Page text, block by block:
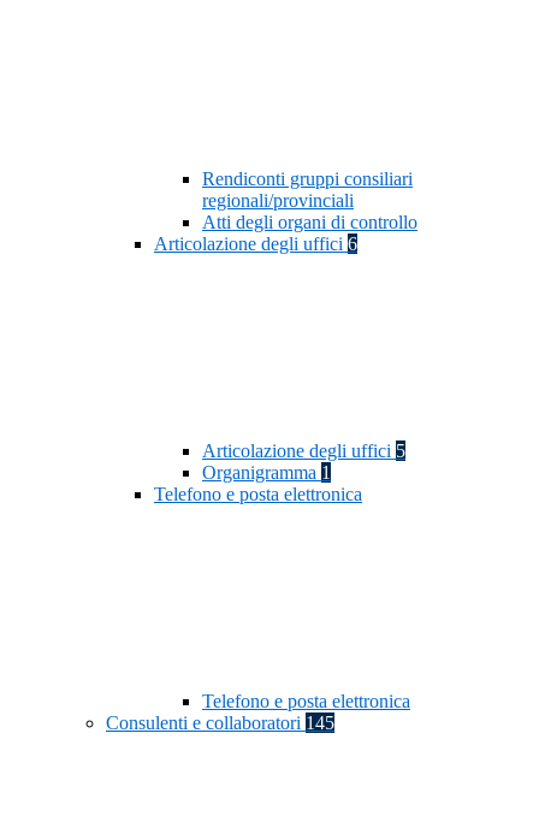
Rendiconti gruppi consiliari
regionali/provinciali
Atti degli organi di controllo
Articolazione degli uffici 6
Articolazione degli uffici 5
Organigramma 1
Telefono e posta elettronica
Telefono e posta elettronica
Consulenti e collaboratori 145